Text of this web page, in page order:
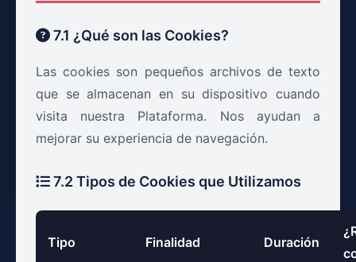
7.1 ¿Qué son las Cookies?
Las cookies son pequeños archivos de texto
que se almacenan en su dispositivo cuando
visita nuestra Plataforma. Nos ayudan a
mejorar su experiencia de navegación.
7.2 Tipos de Cookies que Utilizamos
Tipo Finalidad Duración